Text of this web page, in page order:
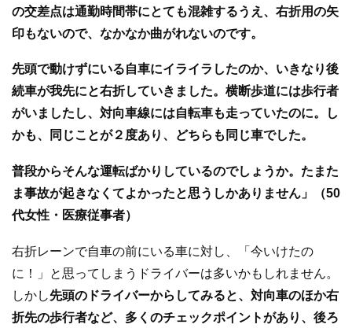
の交差点は通勤時間帯にとても混雑するうえ、右折用の矢
印もないので、なかなか曲がれないのです。
先頭で動けずにいる自車にイライラしたのか、いきなり後
続車が我先にと右折していきました。横断歩道には歩行者
がいましたし、対向車線には自転車も走っていたのに。し
かも、同じことが２度あり、どちらも同じ車でした。
普段からそんな運転ばかりしているのでしょうか。たまた
ま事故が起きなくてよかったと思うしかありません」（50
代女性・医療従事者）
右折レーンで自車の前にいる車に対し、「今いけたの
に！」と思ってしまうドライバーは多いかもしれません。
しかし先頭のドライバーからしてみると、対向車のほか右
折先の歩行者など、多くのチェックポイントがあり、後ろ